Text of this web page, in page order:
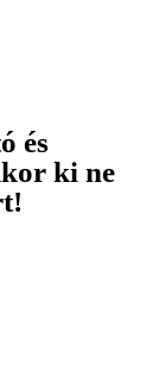
és
ki ne